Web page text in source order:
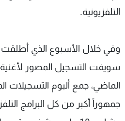
التلفزيونية.
وفي خلال الأسبوع الذي أطلقت
سويفت التسجيل المصور لأغنية
الماضي، جمع ألبوم التسجيلات
جمهوراً أكبر من كل البرامج